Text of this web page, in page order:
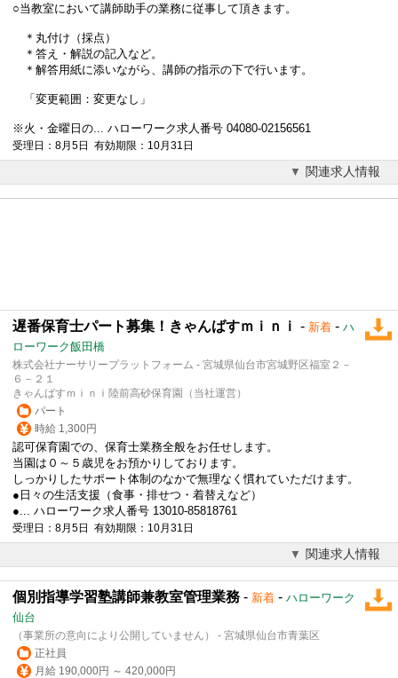
○当教室において講師助手の業務に従事して頂きます。
＊丸付け（採点）
＊答え・解説の記入など。
＊解答用紙に添いながら、講師の指示の下で行います。
「変更範囲：変更なし」
※火・金曜日の... ハローワーク求人番号 04080-02156561
受理日：8月5日 有効期限：10月31日
関連求人情報
遅番保育士パート募集！きゃんばすｍｉｎｉ - 新着 - ハ
ローワーク飯田橋
株式会社ナーサリープラットフォーム - 宮城県仙台市宮城野区福室２－
６－２１
きゃんばすｍｉｎｉ陸前高砂保育園（当社運営）
パート
時給 1,300円
認可保育園での、保育士業務全般をお任せします。
当園は０～５歳児をお預かりしております。
しっかりしたサポート体制のなかで無理なく慣れていただけます。
●日々の生活支援（食事・排せつ・着替えなど）
●... ハローワーク求人番号 13010-85818761
受理日：8月5日 有効期限：10月31日
関連求人情報
個別指導学習塾講師兼教室管理業務 - 新着 - ハローワーク
仙台
（事業所の意向により公開していません） - 宮城県仙台市青葉区
正社員
月給 190,000円 ～ 420,000円